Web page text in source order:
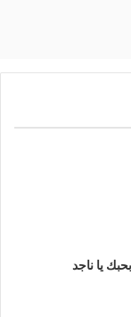
يا ناجد